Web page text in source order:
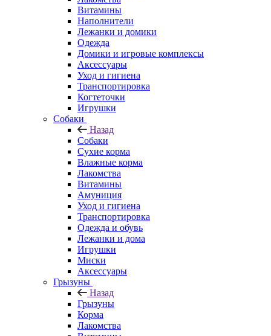
Витамины
Наполнители
Лежанки и домики
Одежда
Домики и игровые комплексы
Аксессуары
Уход и гигиена
Транспортировка
Когтеточки
Игрушки
Собаки
Назад
Собаки
Сухие корма
Влажные корма
Лакомства
Витамины
Амуниция
Уход и гигиена
Транспортировка
Одежда и обувь
Лежанки и дома
Игрушки
Миски
Аксессуары
Грызуны
Назад
Грызуны
Корма
Лакомства